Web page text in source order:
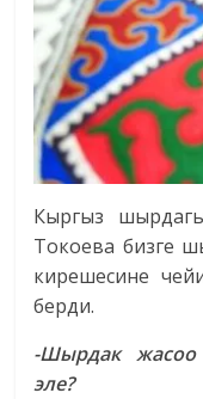
Кыргыз
Токоева бизге
кирешесине
берди.
-Шырдак жасоо
эле?